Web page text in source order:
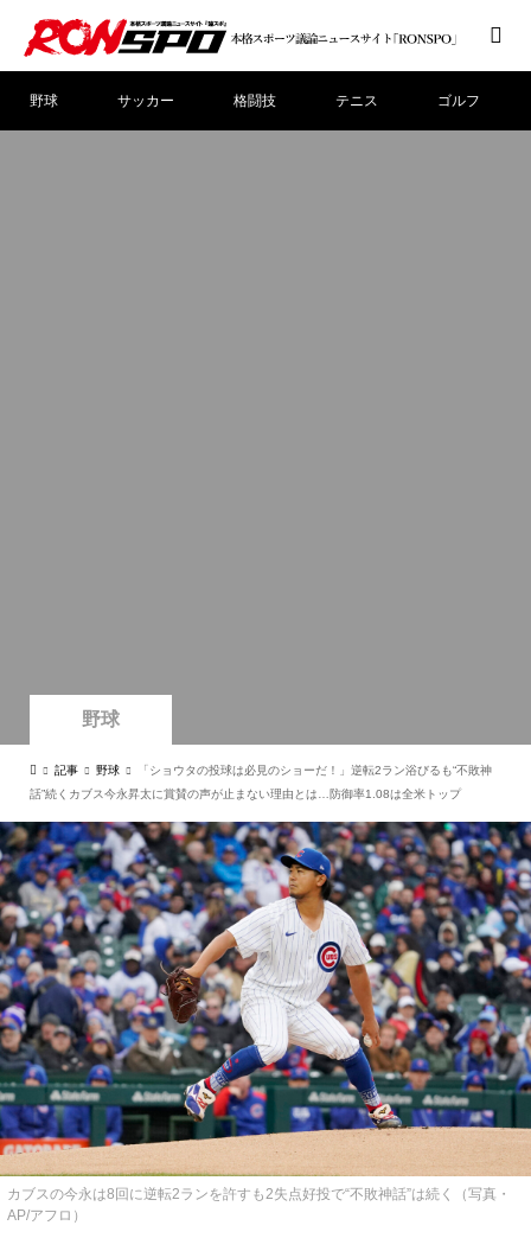
野球 サッカー 格闘技 テニス ゴルフ
野球
記事 野球
「ショウタの投球は必見のショーだ！」逆転2ラン浴びるも“不敗神
話”続くカブス今永昇太に賞賛の声が止まない理由とは…防御率1.08は全米トップ
カブスの今永は8回に逆転2ランを許すも2失点好投で“不敗神話”は続く（写真・
AP/アフロ）